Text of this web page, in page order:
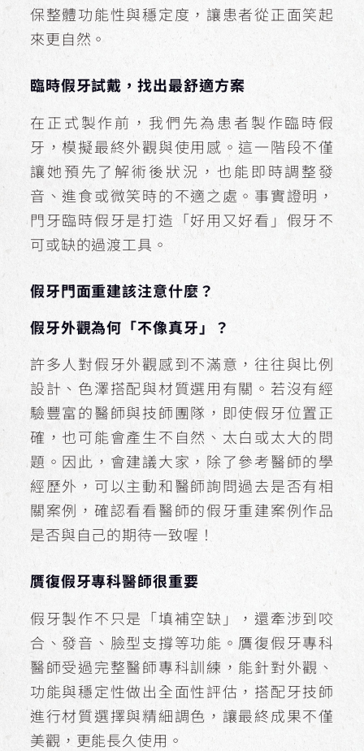
保整體功能性與穩定度，讓患者從正面笑起
來更自然。
臨時假牙試戴，找出最舒適方案
在正式製作前，我們先為患者製作臨時假
牙，模擬最終外觀與使用感。這一階段不僅
讓她預先了解術後狀況，也能即時調整發
音、進食或微笑時的不適之處。事實證明，
門牙臨時假牙是打造「好用又好看」假牙不
可或缺的過渡工具。
假牙門面重建該注意什麼？
假牙外觀為何「不像真牙」？
許多人對假牙外觀感到不滿意，往往與比例
設計、色澤搭配與材質選用有關。若沒有經
驗豐富的醫師與技師團隊，即使假牙位置正
確，也可能會產生不自然、太白或太大的問
題。因此，會建議大家，除了參考醫師的學
經歷外，可以主動和醫師詢問過去是否有相
關案例，確認看看醫師的假牙重建案例作品
是否與自己的期待一致喔！
贋復假牙專科醫師很重要
假牙製作不只是「填補空缺」，還牽涉到咬
合、發音、臉型支撐等功能。贋復假牙專科
醫師受過完整醫師專科訓練，能針對外觀、
功能與穩定性做出全面性評估，搭配牙技師
進行材質選擇與精細調色，讓最終成果不僅
美觀，更能長久使用。